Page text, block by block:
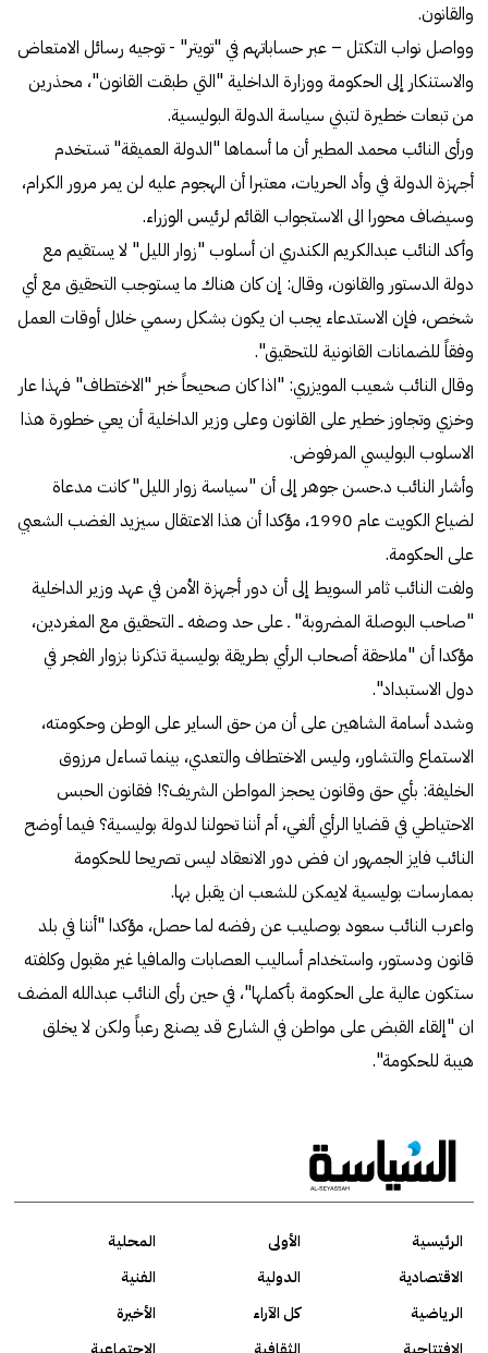
والقانون.
وواصل نواب التكتل – عبر حساباتهم في "تويتر" - توجيه رسائل الامتعاض
والاستنكار إلى الحكومة ووزارة الداخلية "التي طبقت القانون"، محذرين
من تبعات خطيرة لتبني سياسة الدولة البوليسية.
ورأى النائب محمد المطير أن ما أسماها "الدولة العميقة" تستخدم
أجهزة الدولة في وأد الحريات، معتبرا أن الهجوم عليه لن يمر مرور الكرام،
وسيضاف محورا الى الاستجواب القائم لرئيس الوزراء.
وأكد النائب عبدالكريم الكندري ان أسلوب "زوار الليل" لا يستقيم مع
دولة الدستور والقانون، وقال: إن كان هناك ما يستوجب التحقيق مع أي
شخص، فإن الاستدعاء يجب ان يكون بشكل رسمي خلال أوقات العمل
وفقاً للضمانات القانونية للتحقيق".
وقال النائب شعيب المويزري: "اذا كان صحيحاً خبر "الاختطاف" فهذا عار
وخزي وتجاوز خطير على القانون وعلى وزير الداخلية أن يعي خطورة هذا
الاسلوب البوليسي المرفوض.
وأشار النائب د.حسن جوهر إلى أن "سياسة زوار الليل" كانت مدعاة
لضياع الكويت عام 1990، مؤكدا أن هذا الاعتقال سيزيد الغضب الشعبي
على الحكومة.
ولفت النائب ثامر السويط إلى أن دور أجهزة الأمن في عهد وزير الداخلية
"صاحب البوصلة المضروبة" ـ على حد وصفه ــ التحقيق مع المغردين،
مؤكدا أن "ملاحقة أصحاب الرأي بطريقة بوليسية تذكرنا بزوار الفجر في
دول الاستبداد".
وشدد أسامة الشاهين على أن من حق الساير على الوطن وحكومته،
الاستماع والتشاور، وليس الاختطاف والتعدي، بينما تساءل مرزوق
الخليفة: بأي حق وقانون يحجز المواطن الشريف؟! فقانون الحبس
الاحتياطي في قضايا الرأي ألغي، أم أننا تحولنا لدولة بوليسية؟ فيما أوضح
النائب فايز الجمهور ان فض دور الانعقاد ليس تصريحا للحكومة
بممارسات بوليسية لايمكن للشعب ان يقبل بها.
واعرب النائب سعود بوصليب عن رفضه لما حصل، مؤكدا "أننا في بلد
قانون ودستور، واستخدام أساليب العصابات والمافيا غير مقبول وكلفته
ستكون عالية على الحكومة بأكملها"، في حين رأى النائب عبدالله المضف
ان "إلقاء القبض على مواطن في الشارع قد يصنع رعباً ولكن لا يخلق
هيبة للحكومة".
الرئيسية الأولى
المحلية
الاقتصادية
الدولية
الفنية
الرياضية
كل الآراء
الأخيرة